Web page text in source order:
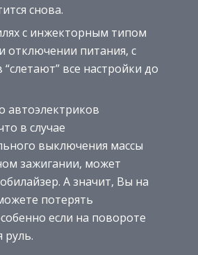
снова.
с инжекторным типом
отключении питания, с
все настройки до
автоэлектриков
в случае
выключения массы
зажигании, может
А значит, Вы на
потерять
если на повороте
руль.